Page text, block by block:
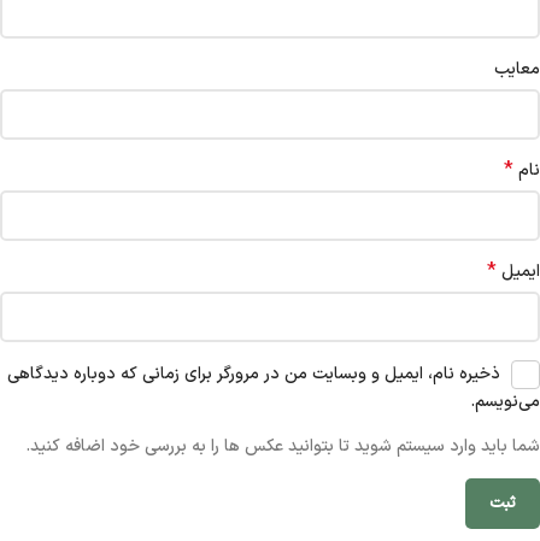
معایب
نام*
ایمیل*
ذخیره نام، ایمیل و وبسایت من در مرورگر برای زمانی که دوباره دیدگاهی
می‌نویسم.
شما باید وارد سیستم شوید تا بتوانید عکس ها را به بررسی خود اضافه کنید.